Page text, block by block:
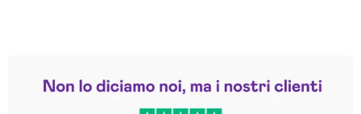
Trustpilot